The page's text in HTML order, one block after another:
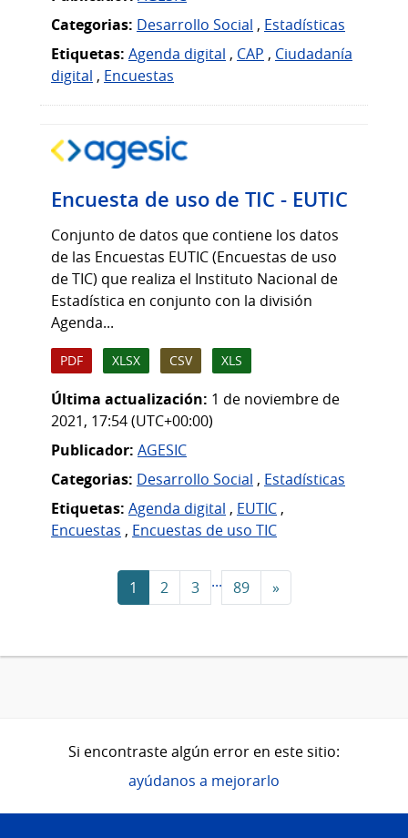
Categorias: Desarrollo Social , Estadísticas
Etiquetas: Agenda digital , CAP , Ciudadanía
digital , Encuestas
Encuesta de uso de TIC - EUTIC
Conjunto de datos que contiene los datos
de las Encuestas EUTIC (Encuestas de uso
de TIC) que realiza el Instituto Nacional de
Estadística en conjunto con la división
Agenda...
PDF XLSX CSV XLS
Última actualización: 1 de noviembre de
2021, 17:54 (UTC+00:00)
Publicador: AGESIC
Categorias: Desarrollo Social , Estadísticas
Etiquetas: Agenda digital , EUTIC ,
Encuestas , Encuestas de uso TIC
1 2 3 ... 89 »
Si encontraste algún error en este sitio:
ayúdanos a mejorarlo